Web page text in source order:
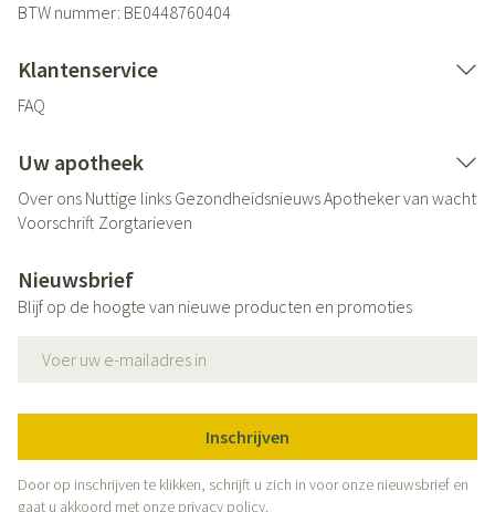
BTW nummer: BE0448760404
Klantenservice
FAQ
Uw apotheek
Over ons Nuttige links GezondheidsnieuwsApotheker van wacht
Voorschrift Zorgtarieven
Nieuwsbrief
Blijf op de hoogte van nieuwe producten en promoties
Inschrijven
Door op inschrijven te klikken, schrijft u zich in voor onze nieuwsbrief en
gaat u akkoord met onze privacy policy.